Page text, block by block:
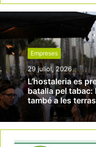
Empreses
29 juliol, 2026
L’hostaleria es
batalla pel
també a les